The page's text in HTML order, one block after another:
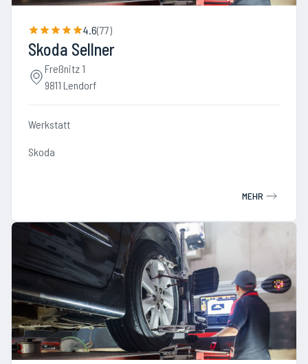
4.6(77)
Skoda Sellner
Freßnitz 1
9811 Lendorf
Werkstatt
Skoda
MEHR